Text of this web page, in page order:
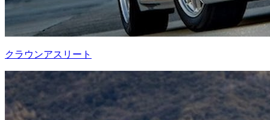
クラウンアスリート